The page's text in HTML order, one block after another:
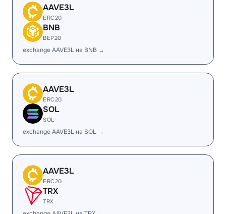
AAVE3L
ERC20
BNB
BEP20
exchange AAVE3L на BNB →
AAVE3L
ERC20
SOL
SOL
exchange AAVE3L на SOL →
AAVE3L
ERC20
TRX
TRX